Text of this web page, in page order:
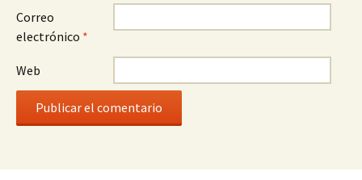
Correo
electrónico *
Web